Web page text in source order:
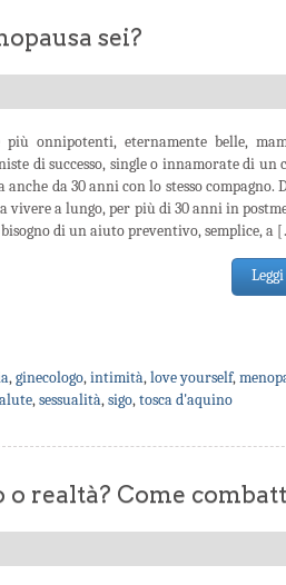
sei?
più onnipotenti, eternamente belle,
di successo, single o innamorate di un
anche da 30 anni con lo stesso compagno.
vivere a lungo, per più di 30 anni in
bisogno di un aiuto preventivo, semplice, a
Leggi
,ginecologo,intimità,love yourself,
,sessualità,sigo,tosca d'aquino
realtà? Come